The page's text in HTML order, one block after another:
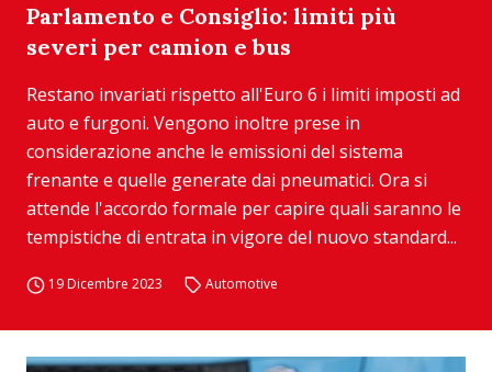
Parlamento e Consiglio: limiti più
severi per camion e bus
Restano invariati rispetto all'Euro 6 i limiti imposti ad
auto e furgoni. Vengono inoltre prese in
considerazione anche le emissioni del sistema
frenante e quelle generate dai pneumatici. Ora si
attende l'accordo formale per capire quali saranno le
tempistiche di entrata in vigore del nuovo standard...
19 Dicembre 2023 Automotive